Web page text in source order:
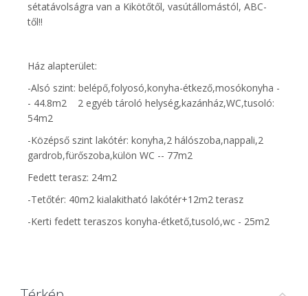
sétatávolságra van a Kikötőtől, vasútállomástól, ABC-
től!!
Ház alapterület:
-Alsó szint: belépő,folyosó,konyha-étkező,mosókonyha -
- 44.8m2 2 egyéb tároló helység,kazánház,WC,tusoló:
54m2
-Középső szint lakótér: konyha,2 hálószoba,nappali,2
gardrob,fürőszoba,külön WC -- 77m2
Fedett terasz: 24m2
-Tetőtér: 40m2 kialakitható lakótér+12m2 terasz
-Kerti fedett teraszos konyha-étkető,tusoló,wc - 25m2